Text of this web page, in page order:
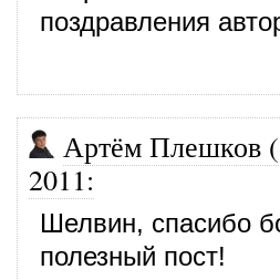
поздравления
Артём Плешков
2011:
Шелвин, спасибо
полезный пост!